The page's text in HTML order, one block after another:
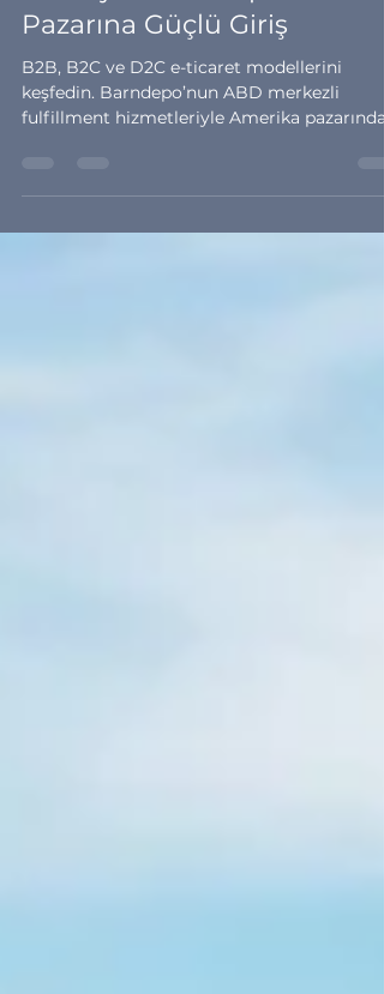
Stratejisi: Barndepo ile ABD
Pazarına Güçlü Giriş
B2B, B2C ve D2C e-ticaret modellerini
büyüyün.